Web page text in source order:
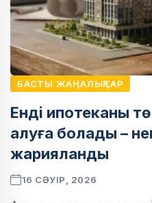
БАСТЫ ЖАҢАЛЫҚТАР
Енді ипотеканы
алуға болады –
жарияланды
16 СӘУІР, 2026